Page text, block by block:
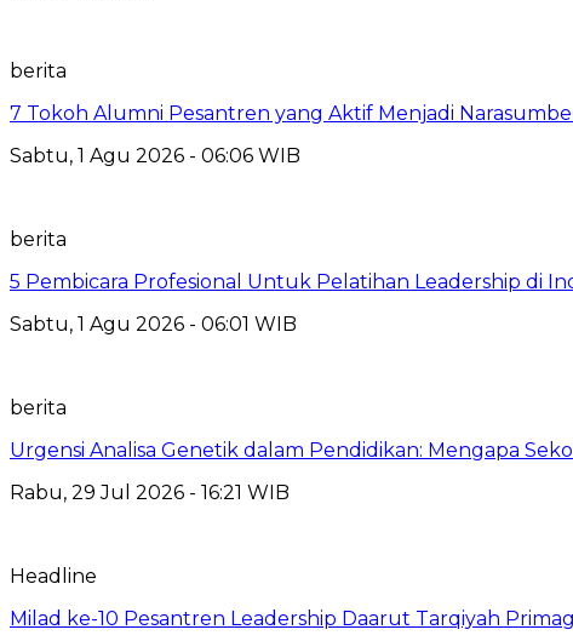
berita
7 Tokoh Alumni Pesantren yang Aktif Menjadi
Sabtu, 1 Agu 2026 - 06:06 WIB
berita
5 Pembicara Profesional Untuk Pelatihan Leadership di
Sabtu, 1 Agu 2026 - 06:01 WIB
berita
Urgensi Analisa Genetik dalam Pendidikan: Mengapa
Rabu, 29 Jul 2026 - 16:21 WIB
Headline
Milad ke-10 Pesantren Leadership Daarut Tarqiyah